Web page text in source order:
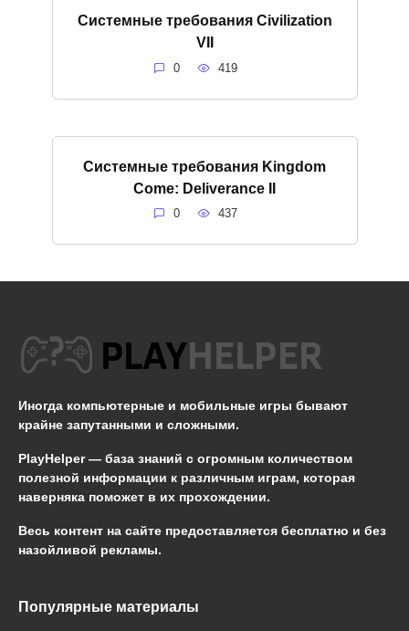
Системные требования Civilization
VII
0 419
Системные требования Kingdom
Come: Deliverance II
0 437
Иногда компьютерные и мобильные игры бывают
крайне запутанными и сложными.
PlayHelper — база знаний с огромным количеством
полезной информации к различным играм, которая
наверняка поможет в их прохождении.
Весь контент на сайте предоставляется бесплатно и без
назойливой рекламы.
Популярные материалы